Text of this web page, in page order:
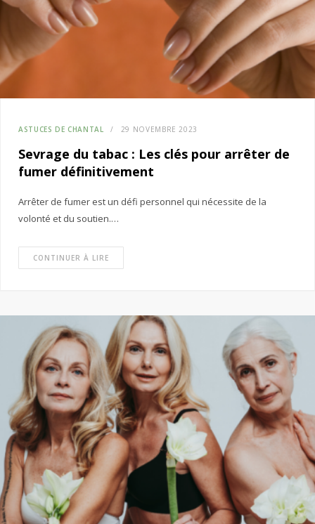
ASTUCES DE CHANTAL 29 NOVEMBRE 2023
Sevrage du tabac : Les clés pour arrêter de
fumer définitivement
Arrêter de fumer est un défi personnel qui nécessite de la
volonté et du soutien.…
CONTINUER À LIRE